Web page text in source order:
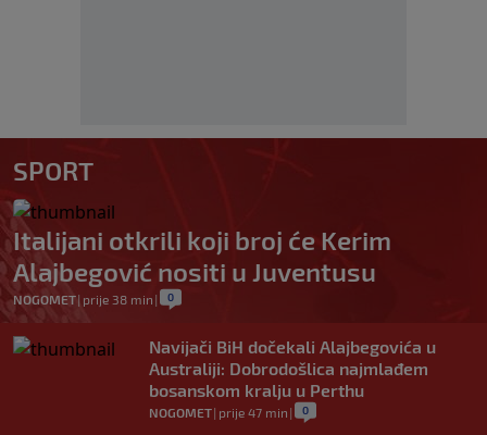
SPORT
Italijani otkrili koji broj će Kerim
Alajbegović nositi u Juventusu
NOGOMET| prije 38 min | 0
Navijači BiH dočekali Alajbegovića u
Australiji: Dobrodošlica najmlađem
bosanskom kralju u Perthu
NOGOMET| prije 47 min | 0